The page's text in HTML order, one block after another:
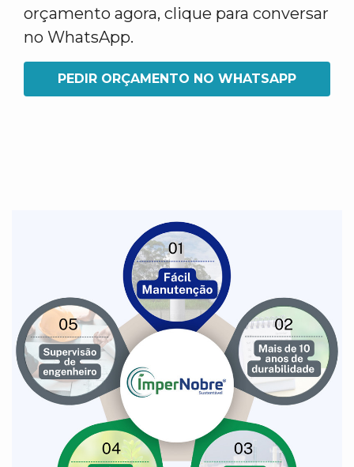
orçamento agora, clique para conversar
no WhatsApp.
PEDIR ORÇAMENTO NO WHATSAPP